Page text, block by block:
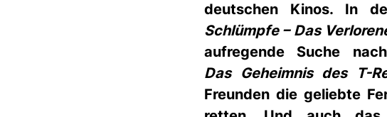
deutschen Kinos. In
Schlümpfe – Das
aufregende Suche
Das Geheimnis des T-
Freunden die geliebte